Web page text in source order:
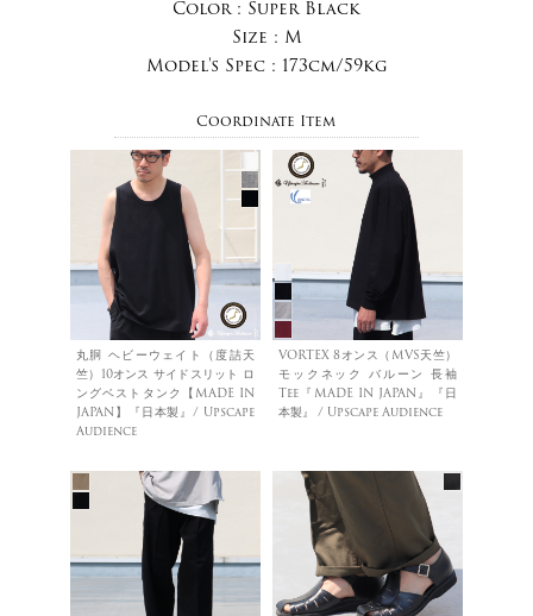
Color : Super Black
Size : M
Model's Spec : 173cm/59kg
Coordinate Item
丸胴 ヘビーウェイト（度詰天
竺）10オンス サイドスリット ロ
ングベストタンク【MADE IN
JAPAN】『日本製』/ Upscape
Audience
VORTEX 8オンス（MVS天竺）
モックネック バルーン 長袖
Tee『MADE IN JAPAN』『日
本製』 / Upscape Audience